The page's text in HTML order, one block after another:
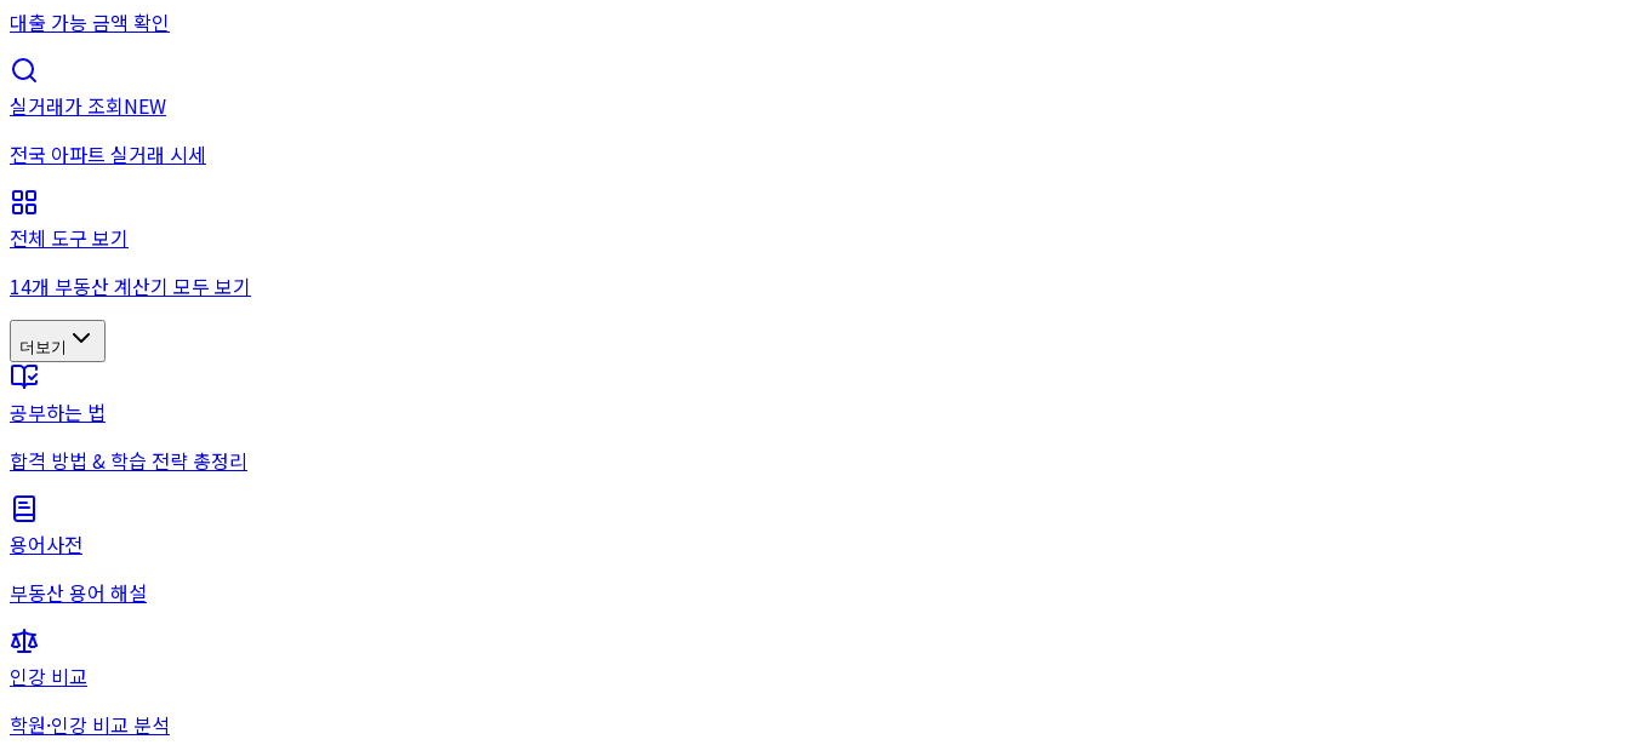
대출 가능 금액 확인
실거래가 조회NEW
전국 아파트 실거래 시세
전체 도구 보기
14개 부동산 계산기 모두 보기
더보기
공부하는 법
합격 방법 & 학습 전략 총정리
용어사전
부동산 용어 해설
인강 비교
학원·인강 비교 분석